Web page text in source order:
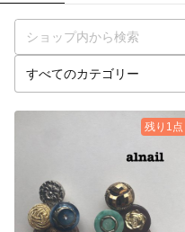
残り1点